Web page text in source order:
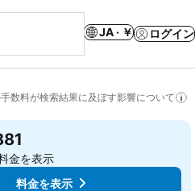
JA · ￥ ログイン
数料が検索結果に及ぼす影響について
金を表示
料金を表示